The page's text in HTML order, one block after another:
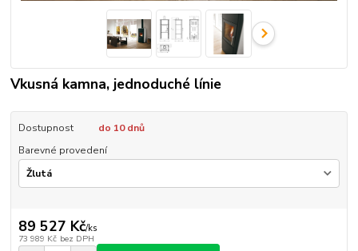
Vkusná kamna, jednoduché línie
Dostupnost
do 10 dnů
Barevné provedení
89 527 Kč/ks
73 989 Kč bez DPH